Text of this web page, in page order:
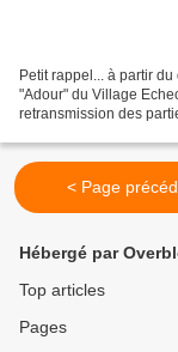
Petit rappel... à partir
"Adour" du Village
retransmission des
< Page
Hébergé par
Top articles
Pages